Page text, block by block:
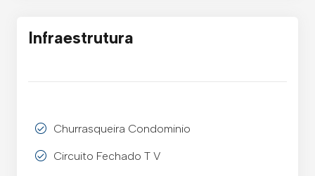
Infraestrutura
Churrasqueira Condominio
Circuito Fechado T V